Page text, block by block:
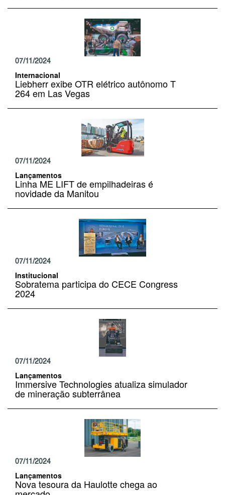
07/11/2024
Internacional
Liebherr exibe OTR elétrico autônomo T
264 em Las Vegas
07/11/2024
Lançamentos
Linha ME LIFT de empilhadeiras é
novidade da Manitou
07/11/2024
Institucional
Sobratema participa do CECE Congress
2024
07/11/2024
Lançamentos
Immersive Technologies atualiza simulador
de mineração subterrânea
07/11/2024
Lançamentos
Nova tesoura da Haulotte chega ao